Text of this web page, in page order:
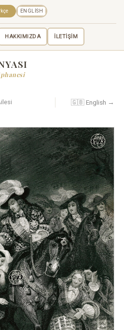
HAKKIMIZDA İLETİŞİM
ENGLISH
🇬🇧 English →